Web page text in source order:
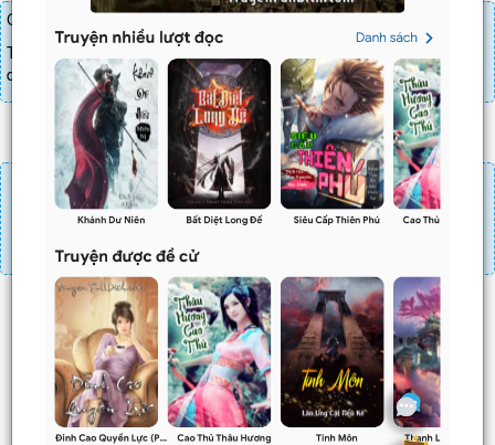
Chương truyện cần 20 LT để mua.
Truyện mua lẻ thì cứ Giá chương x Số chương, mua combo thì đến
danh sách combo tìm giá
Đăng nhập Nạp linh thạch
Mua 4 chương chỉ có tác dụng tiết kiệm thời gian.
Mua 4 chương thì 3 chương sau sẽ không phải ấn mua.
Ví dụ bạn đang ở chương 100 và mua 4 chương thìchương
101,102,103 sẽ không phải ấn mua.